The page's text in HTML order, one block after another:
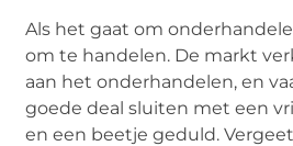
Als het gaat om
om te handelen. De markt
aan het onderhandelen, en
goede deal sluiten met een
en een beetje geduld.